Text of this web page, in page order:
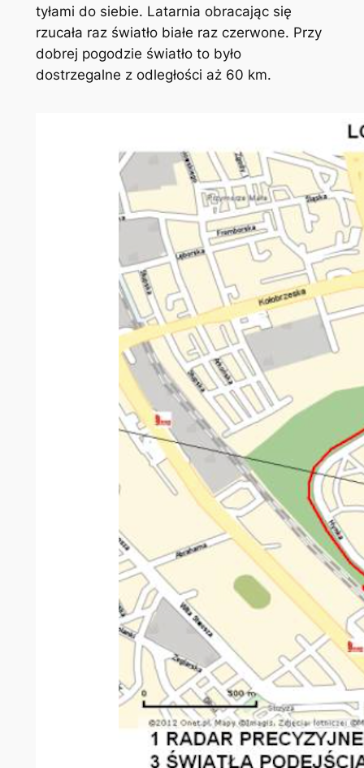
tyłami do siebie. Latarnia obracając się
rzucała raz światło białe raz czerwone. Przy
dobrej pogodzie światło to było
dostrzegalne z odległości aż 60 km.